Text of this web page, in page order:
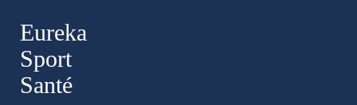
Eureka
Sport
Santé